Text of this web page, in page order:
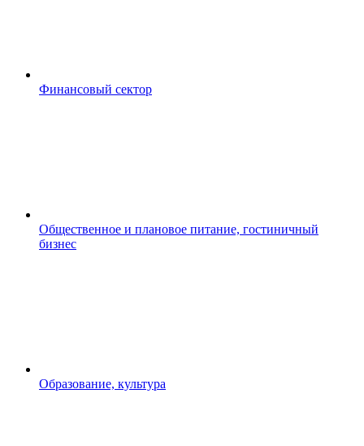
Финансовый сектор
Общественное и плановое питание, гостиничный
бизнес
Образование, культура